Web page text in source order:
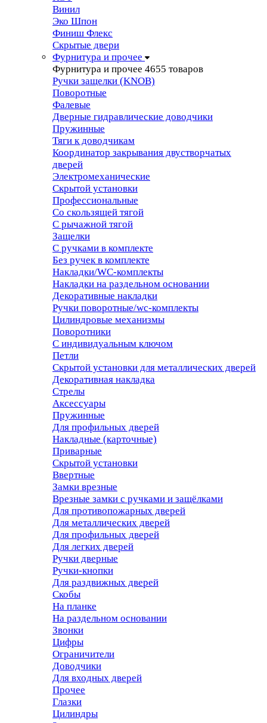
Винил
Эко Шпон
Финиш Флекс
Скрытые двери
Фурнитура и прочее
Фурнитура и прочее 4655 товаров
Ручки защелки (KNOB)
Поворотные
Фалевые
Дверные гидравлические доводчики
Пружинные
Тяги к доводчикам
Координатор закрывания двустворчатых
дверей
Электромеханические
Скрытой установки
Профессиональные
Со скользящей тягой
С рычажной тягой
Защелки
С ручками в комплекте
Без ручек в комплекте
Накладки/WC-комплекты
Накладки на раздельном основании
Декоративные накладки
Ручки поворотные/wc-комплекты
Цилиндровые механизмы
Поворотники
С индивидуальным ключом
Петли
Скрытой установки для металлических дверей
Декоративная накладка
Стрелы
Аксессуары
Пружинные
Для профильных дверей
Накладные (карточные)
Приварные
Скрытой установки
Ввертные
Замки врезные
Врезные замки с ручками и защёлками
Для противопожарных дверей
Для металлических дверей
Для профильных дверей
Для легких дверей
Ручки дверные
Ручки-кнопки
Для раздвижных дверей
Скобы
На планке
На раздельном основании
Звонки
Цифры
Ограничители
Доводчики
Для входных дверей
Прочее
Глазки
Цилиндры